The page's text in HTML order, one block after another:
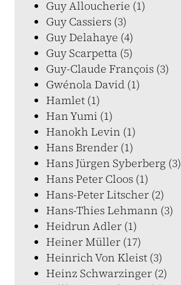
Guy Alloucherie (1)
Guy Cassiers (3)
Guy Delahaye (4)
Guy Scarpetta (5)
Guy-Claude François (3)
Gwénola David (1)
Hamlet (1)
Han Yumi (1)
Hanokh Levin (1)
Hans Brender (1)
Hans Jürgen Syberberg (3)
Hans Peter Cloos (1)
Hans-Peter Litscher (2)
Hans-Thies Lehmann (3)
Heidrun Adler (1)
Heiner Müller (17)
Heinrich Von Kleist (3)
Heinz Schwarzinger (2)